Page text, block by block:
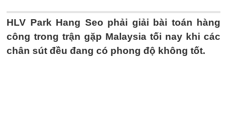
HLV Park Hang Seo phải giải bài toán hàng
công trong trận gặp Malaysia tối nay khi các
chân sút đều đang có phong độ không tốt.